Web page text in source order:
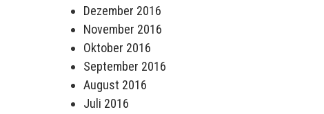
Dezember 2016
November 2016
Oktober 2016
September 2016
August 2016
Juli 2016